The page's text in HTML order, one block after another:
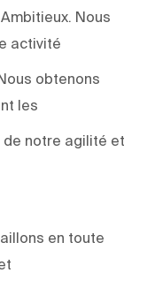
Nous
activité
obtenons
les
notre agilité et
en toute